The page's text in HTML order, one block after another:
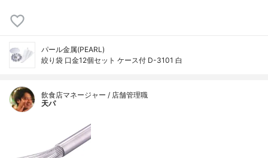
パール金属(PEARL)
絞り袋 口金12個セット ケース付 D-3101 白
飲食店マネージャー / 店舗管理職
天パ